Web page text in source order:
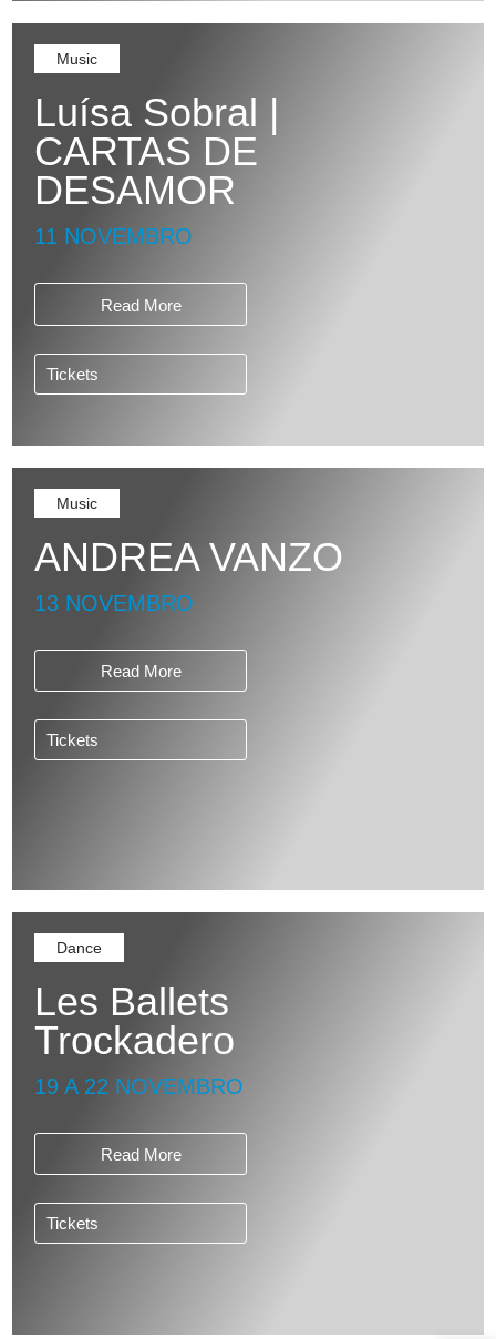
Music
Luísa Sobral |
CARTAS DE
DESAMOR
11 NOVEMBRO
Read More
Tickets
Music
ANDREA VANZO
13 NOVEMBRO
Read More
Tickets
Dance
Les Ballets
Trockadero
19 A 22 NOVEMBRO
Read More
Tickets